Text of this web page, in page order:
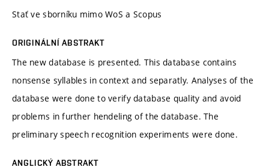
Stať ve sborníku mimo WoS a Scopus
ORIGINÁLNÍ ABSTRAKT
The new database is presented. This database contains
nonsense syllables in context and separatly. Analyses of the
database were done to verify database quality and avoid
problems in further hendeling of the database. The
preliminary speech recognition experiments were done.
ANGLICKÝ ABSTRAKT